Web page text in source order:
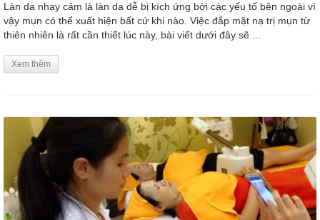
Làn da nhạy cảm là làn da dễ bị kích ứng bởi các yếu tố bên ngoài vì
vậy mụn có thể xuất hiện bất cứ khi nào. Việc đắp mặt nạ trị mụn từ
thiên nhiên là rất cần thiết lúc này, bài viết dưới đây sẽ ...
Xem thêm